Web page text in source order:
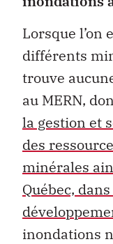
Lorsque l’on
différents
trouve
au MERN,
la gestion et
des
minérales
Québec,
inondations